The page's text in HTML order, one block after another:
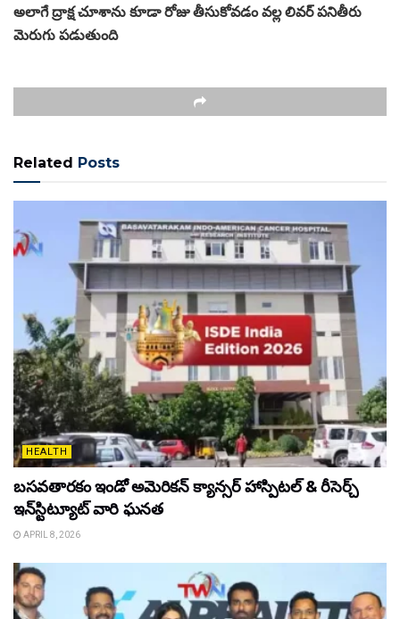
అలాగే ద్రాక్ష చూశాను కూడా రోజు తీసుకోవడం వల్ల లివర్ పనితీరు
మెరుగు పడుతుంది
Related Posts
HEALTH
బసవతారకం ఇండో అమెరికన్ క్యాన్సర్ హాస్పిటల్ & రీసెర్చ్
ఇన్‌స్టిట్యూట్ వారి ఘనత
APRIL 8, 2026